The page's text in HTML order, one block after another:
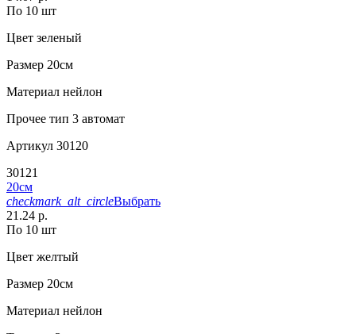
По 10 шт
Цвет зеленый
Размер 20см
Материал нейлон
Прочее тип 3 автомат
Артикул 30120
30121
20см
checkmark_alt_circleВыбрать
21.24 р.
По 10 шт
Цвет желтый
Размер 20см
Материал нейлон